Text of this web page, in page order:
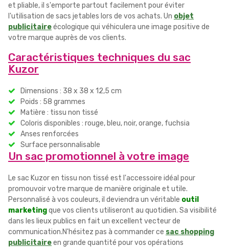
et pliable, il s'emporte partout facilement pour éviter
l'utilisation de sacs jetables lors de vos achats. Un objet
publicitaireécologique qui véhiculera une image positive de
votre marque auprès de vos clients.
Caractéristiques techniques du sac
Kuzor
Dimensions : 38 x 38 x 12,5 cm
Poids : 58 grammes
Matière : tissu non tissé
Coloris disponibles : rouge, bleu, noir, orange, fuchsia
Anses renforcées
Surface personnalisable
Un sac promotionnel à votre image
Le sac Kuzor en tissu non tissé est l'accessoire idéal pour
promouvoir votre marque de manière originale et utile.
Personnalisé à vos couleurs, il deviendra un véritable outil
marketingque vos clients utiliseront au quotidien. Sa visibilité
dans les lieux publics en fait un excellent vecteur de
communication.N'hésitez pas à commander ce sac shopping
publicitaireen grande quantité pour vos opérations